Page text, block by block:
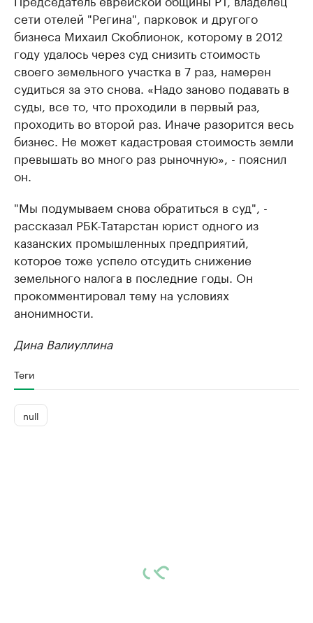
сети отелей "Регина", парковок и другого
бизнеса Михаил Скоблионок, которому в 2012
году удалось через суд снизить стоимость
своего земельного участка в 7 раз, намерен
судиться за это снова. «Надо заново подавать в
суды, все то, что проходили в первый раз,
проходить во второй раз. Иначе разорится весь
бизнес. Не может кадастровая стоимость земли
превышать во много раз рыночную», - пояснил
он.
"Мы подумываем снова обратиться в суд", -
рассказал РБК-Татарстан юрист одного из
казанских промышленных предприятий,
которое тоже успело отсудить снижение
земельного налога в последние годы. Он
прокомментировал тему на условиях
анонимности.
Дина Валиуллина
Теги
null